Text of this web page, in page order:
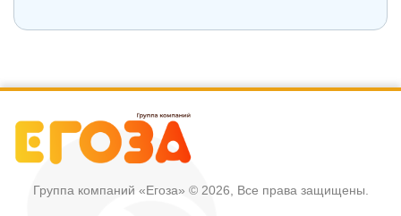
Группа компаний «Егоза» © 2026, Все права защищены.